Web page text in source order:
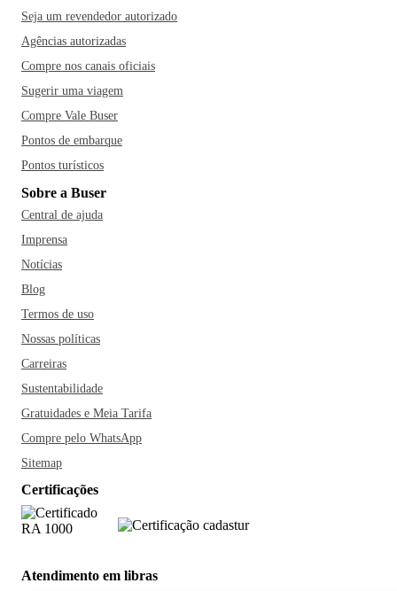
Seja um revendedor autorizado
Agências autorizadas
Compre nos canais oficiais
Sugerir uma viagem
Compre Vale Buser
Pontos de embarque
Pontos turísticos
Sobre a Buser
Central de ajuda
Imprensa
Notícias
Blog
Termos de uso
Nossas políticas
Carreiras
Sustentabilidade
Gratuidades e Meia Tarifa
Compre pelo WhatsApp
Sitemap
Certificações
Atendimento em libras